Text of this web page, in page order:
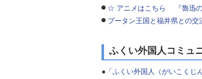
☆ アニメはこちら 『魯迅の
ブータン王国と福井県との交
ふくい外国人コミュ
● 「ふくい外国人（がいこく